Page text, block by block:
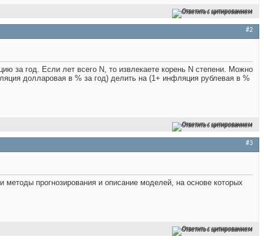
Ответить с цитированием
#2
за год. Если лет всего N, то извлекаете корень N степени. Можно
долларовая в % за год) делить на (1+ инфляция рублевая в %
Ответить с цитированием
#3
прогнозирования и описание моделей, на основе которых
Ответить с цитированием